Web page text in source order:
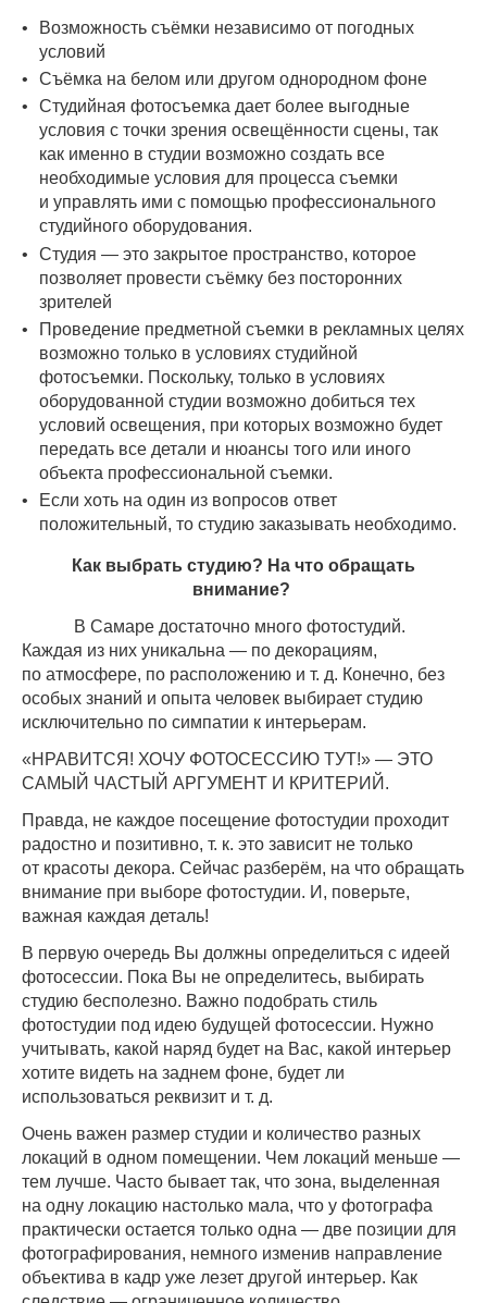
Возможность съёмки независимо от погодных
условий
Съёмка на белом или другом однородном фоне
Студийная фотосъемка дает более выгодные
условия с точки зрения освещённости сцены, так
как именно в студии возможно создать все
необходимые условия для процесса съемки
и управлять ими с помощью профессионального
студийного оборудования.
Студия — это закрытое пространство, которое
позволяет провести съёмку без посторонних
зрителей
Проведение предметной съемки в рекламных целях
возможно только в условиях студийной
фотосъемки. Поскольку, только в условиях
оборудованной студии возможно добиться тех
условий освещения, при которых возможно будет
передать все детали и нюансы того или иного
объекта профессиональной съемки.
Если хоть на один из вопросов ответ
положительный, то студию заказывать необходимо.
Как выбрать студию? На что обращать
внимание?
В Самаре достаточно много фотостудий.
Каждая из них уникальна — по декорациям,
по атмосфере, по расположению и т. д. Конечно, без
особых знаний и опыта человек выбирает студию
исключительно по симпатии к интерьерам.
«НРАВИТСЯ! ХОЧУ ФОТОСЕССИЮ ТУТ!» — ЭТО
САМЫЙ ЧАСТЫЙ АРГУМЕНТ И КРИТЕРИЙ.
Правда, не каждое посещение фотостудии проходит
радостно и позитивно, т. к. это зависит не только
от красоты декора. Сейчас разберём, на что обращать
внимание при выборе фотостудии. И, поверьте,
важная каждая деталь!
В первую очередь Вы должны определиться с идеей
фотосессии. Пока Вы не определитесь, выбирать
студию бесполезно. Важно подобрать стиль
фотостудии под идею будущей фотосессии. Нужно
учитывать, какой наряд будет на Вас, какой интерьер
хотите видеть на заднем фоне, будет ли
использоваться реквизит и т. д.
Очень важен размер студии и количество разных
локаций в одном помещении. Чем локаций меньше —
тем лучше. Часто бывает так, что зона, выделенная
на одну локацию настолько мала, что у фотографа
практически остается только одна — две позиции для
фотографирования, немного изменив направление
объектива в кадр уже лезет другой интерьер. Как